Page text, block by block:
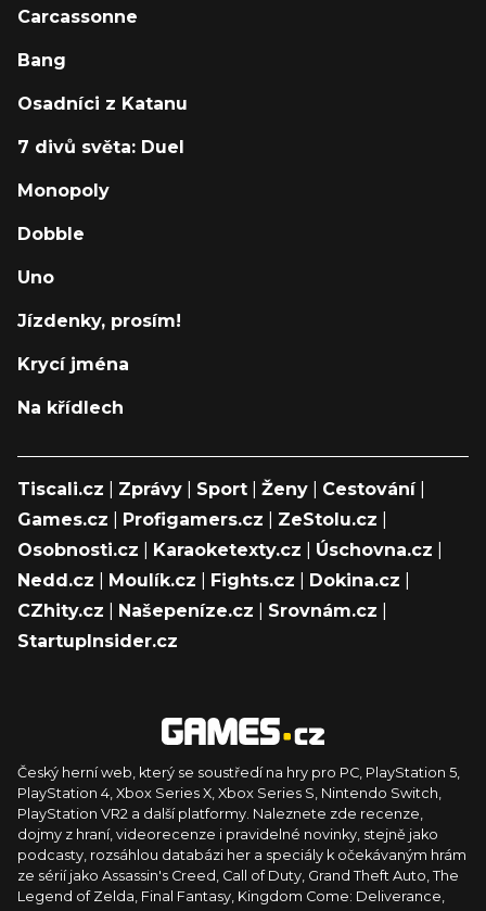
Carcassonne
Bang
Osadníci z Katanu
7 divů světa: Duel
Monopoly
Dobble
Uno
Jízdenky, prosím!
Krycí jména
Na křídlech
Tiscali.cz Zprávy Sport Ženy Cestování|
Games.cz
Profigamers.cz ZeStolu.cz
Osobnosti.cz
Karaoketexty.cz Úschovna.cz
Nedd.cz
Moulík.cz Fights.cz Dokina.cz
CZhity.cz
Našepeníze.cz Srovnám.cz
StartupInsider.cz
Český herní web, který se soustředí na hry pro PC, PlayStation 5,
PlayStation 4, Xbox Series X, Xbox Series S, Nintendo Switch,
PlayStation VR2 a další platformy. Naleznete zde recenze,
dojmy z hraní, videorecenze i pravidelné novinky, stejně jako
podcasty, rozsáhlou databázi her a speciály k očekávaným hrám
ze sérií jako Assassin's Creed, Call of Duty, Grand Theft Auto, The
Legend of Zelda, Final Fantasy, Kingdom Come: Deliverance,